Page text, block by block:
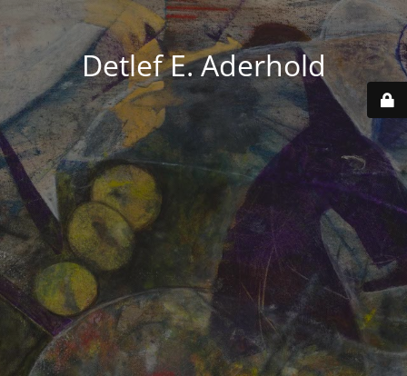
Detlef E. Aderhold